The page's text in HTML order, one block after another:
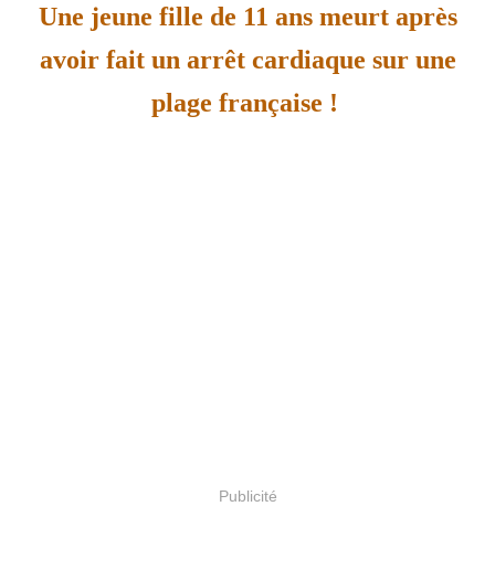
Une jeune fille de 11 ans meurt après
avoir fait un arrêt cardiaque sur une
plage française !
Publicité